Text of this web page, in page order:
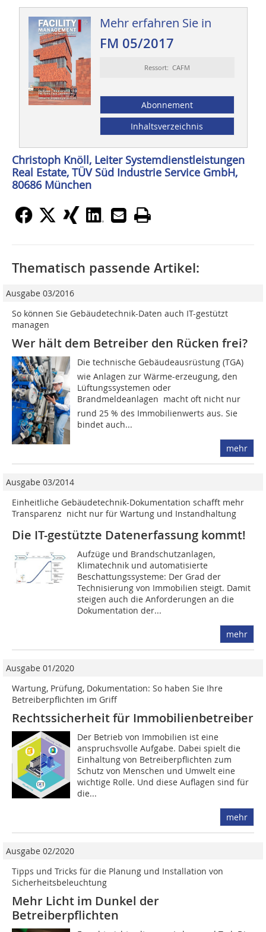
Mehr erfahren Sie in
FM 05/2017
Ressort: CAFM
Abonnement
Inhaltsverzeichnis
Christoph Knöll, Leiter Systemdienstleistungen
Real Estate, TÜV Süd Industrie Service GmbH,
80686 München
Thematisch passende Artikel:
Ausgabe 03/2016
So können Sie Gebäudetechnik-Daten auch IT-gestützt
managen
Wer hält dem Betreiber den Rücken frei?
Die technische Gebäudeausrüstung (TGA) 
wie Anlagen zur Wärme-erzeugung, den
Lüftungssystemen oder
Brandmeldeanlagen  macht oft nicht nur
rund 25 % des Immobilienwerts aus. Sie
bindet auch...
mehr
Ausgabe 03/2014
Einheitliche Gebäudetechnik-Dokumentation schafft mehr
Transparenz  nicht nur für Wartung und Instandhaltung
Die IT-gestützte Datenerfassung kommt!
Aufzüge und Brandschutzanlagen,
Klimatechnik und automatisierte
Beschattungssysteme: Der Grad der
Technisierung von Immobilien steigt. Damit
steigen auch die Anforderungen an die
Dokumentation der...
mehr
Ausgabe 01/2020
Wartung, Prüfung, Dokumentation: So haben Sie Ihre
Betreiberpflichten im Griff
Rechtssicherheit für Immobilienbetreiber
Der Betrieb von Immobilien ist eine
anspruchsvolle Aufgabe. Dabei spielt die
Einhaltung von Betreiberpflichten zum
Schutz von Menschen und Umwelt eine
wichtige Rolle. Und diese Auflagen sind für
die...
mehr
Ausgabe 02/2020
Tipps und Tricks für die Planung und Installation von
Sicherheitsbeleuchtung­
Mehr Licht im Dunkel der
Betreiberpflichten